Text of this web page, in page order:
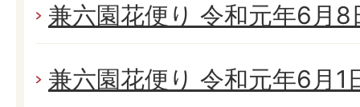
兼六園花便り 令和元年6月8
兼六園花便り 令和元年6月1